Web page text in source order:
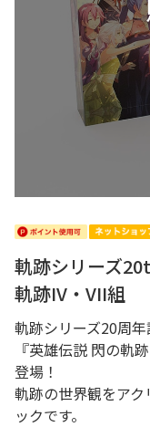
軌跡シリーズ
軌跡IV・VII組
軌跡シリーズ20周
『英雄伝説 閃の軌
登場！
軌跡の世界観をア
ックです。